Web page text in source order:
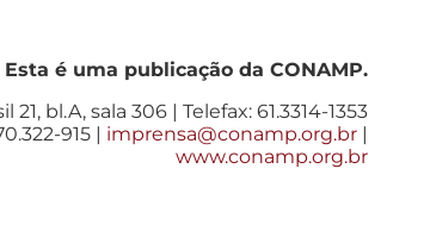
Esta é uma publicação da CONAMP.
bl.A, sala 306 | Telefax: 61.3314-1353
915 | imprensa@conamp.org.br
www.conamp.org.br